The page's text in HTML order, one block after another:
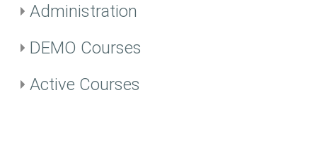
Administration
DEMO Courses
Active Courses